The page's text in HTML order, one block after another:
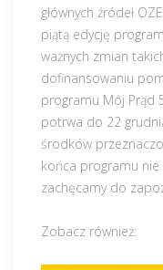
głównych źródeł
piątą edycję
ważnych zmian
dofinansowaniu
programu Mój Prąd
potrwa do 22
środków
końca programu nie
zachęcamy do
Zobacz również: